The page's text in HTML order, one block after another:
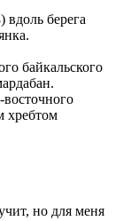
вдоль берега
хребтом
но для меня